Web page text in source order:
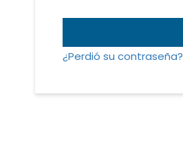
¿Perdió su contraseña?